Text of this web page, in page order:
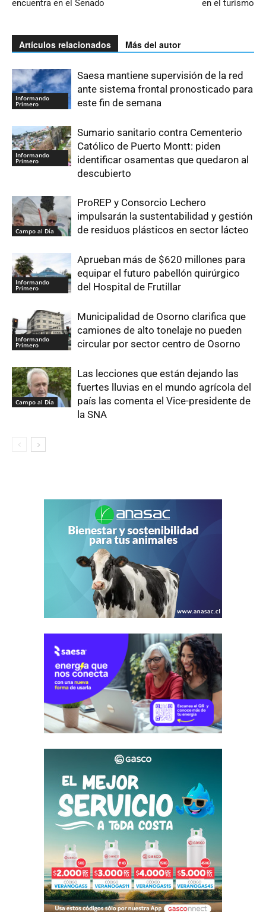
encuentra en el Senado en el turismo
Artículos relacionados Más del autor
Informando
Primero
Saesa mantiene supervisión de la red
ante sistema frontal pronosticado para
este fin de semana
Informando
Primero
Sumario sanitario contra Cementerio
Católico de Puerto Montt: piden
identificar osamentas que quedaron al
descubierto
Campo al Día
ProREP y Consorcio Lechero
impulsarán la sustentabilidad y gestión
de residuos plásticos en sector lácteo
Informando
Primero
Aprueban más de $620 millones para
equipar el futuro pabellón quirúrgico
del Hospital de Frutillar
Informando
Primero
Municipalidad de Osorno clarifica que
camiones de alto tonelaje no pueden
circular por sector centro de Osorno
Campo al Día
Las lecciones que están dejando las
fuertes lluvias en el mundo agrícola del
país las comenta el Vice-presidente de
la SNA